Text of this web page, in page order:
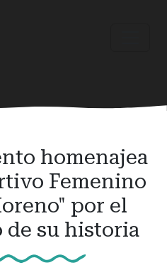
homenajea
Femenino
por el
su historia